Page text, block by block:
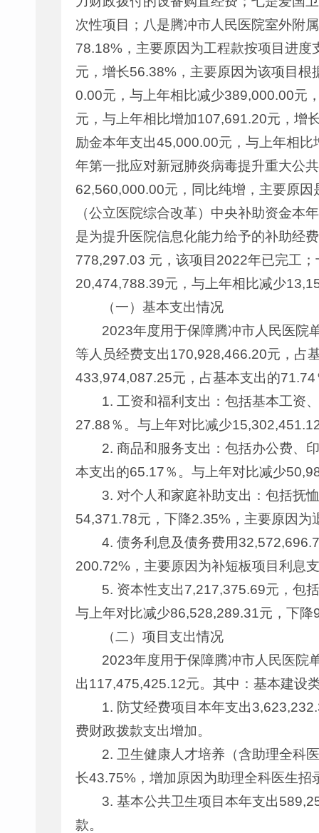
次性项目；八是腾冲市人民医院室外附
78.18%，主要原因为工程款按项目进
元，增长56.38%，主要原因为该项目
0.00元，与上年相比减少389,000.00元
元，与上年相比增加107,691.20元，增
励金本年支出45,000.00元，与上年相
年第一批应对新冠肺炎病毒提升重大公
62,560,000.00元，同比纯增，主要原
（公立医院综合改革）中央补助资金
是为提升医院信息化能力给予的补助经
778,297.03 元，该项目2022年已完工
20,474,788.39元，与上年相比减少
（一）基本支出情况
2023年度用于保障腾冲市人民医院
等人员经费支出170,928,466.20元，占
433,974,087.25元，占基本支出的71.74
1. 工资和福利支出：包括基本工资
27.88％。与上年对比减少
2. 商品和服务支出：包括办公费、
本支出的65.17％。与上年对比减少
3. 对个人和家庭补助支出：包括抚
54,371.78元，下降2.35%，主要原因
4. 债务利息及债务费用
200.72%，主要原因为补短板项目利息
5. 资本性支出7,217,375.69元，包
与上年对比减少86,528,289.31元，下
（二）项目支出情况
2023年度用于保障腾冲市人民医院
出117,475,425.12元。其中：基本建设
1. 防艾经费项目本年支出
费财政拨款支出增加。
2. 卫生健康人才培养（含助理全科
长43.75%，增加原因为助理全科医生招
3. 基本公共卫生项目本年支出
款。